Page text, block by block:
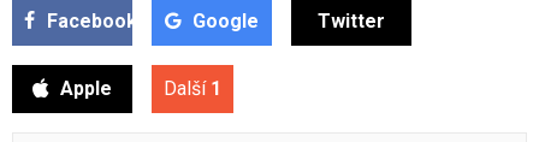
Facebook Google Twitter
Apple Další 1